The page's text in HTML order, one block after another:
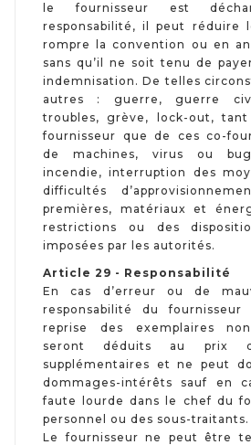
le fournisseur est
responsabilité, il peut réduire
rompre la convention ou en
sans qu’il ne soit tenu de
indemnisation. De telles
autres : guerre, guerre
troubles, grève, lock-out,
fournisseur que de ces co-
de machines, virus ou
incendie, interruption des
difficultés
premières, matériaux et
restrictions ou des
imposées par les autorités.
Article 29 - Responsabilité
En cas d’erreur ou de
responsabilité du
reprise des exemplaires
seront déduits au prix
supplémentaires et ne peut
dommages-intérêts sauf en
faute lourde dans le chef du
personnel ou des sous-traitants.
Le fournisseur ne peut être